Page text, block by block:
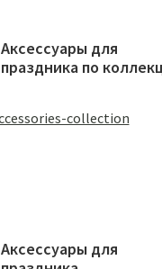
Аксессуары для
праздника по
Аксессуары для